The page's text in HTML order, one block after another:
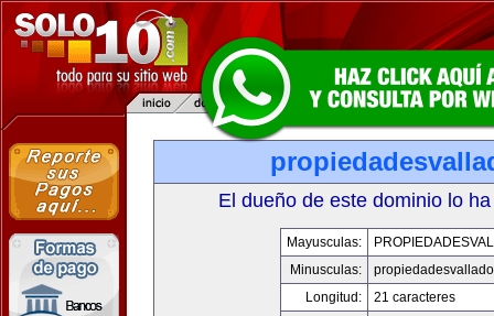
El dueño de este dominio lo
Mayusculas:
Minusculas:
Longitud:
21 caracteres